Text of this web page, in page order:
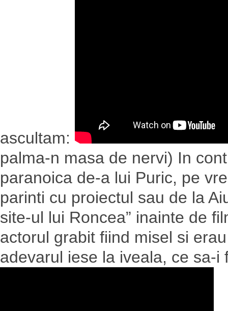
ascultam:
palma-n masa de nervi) In
paranoica de-a lui Puric, pe
parinti cu proiectul sau de la
site-ul lui Roncea” inainte de
actorul grabit fiind misel si
adevarul iese la iveala, ce sa-i